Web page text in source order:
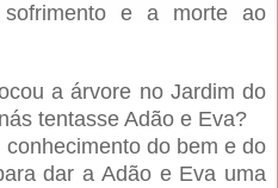
e a morte ao
a árvore no Jardim do
tentasse Adão e Eva?
do bem e do
dar a Adão e Eva uma